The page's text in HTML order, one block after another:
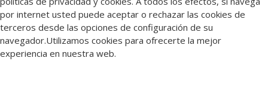
por internet usted puede aceptar o rechazar las cookies de
terceros desde las opciones de configuración de su
navegador.Utilizamos cookies para ofrecerte la mejor
experiencia en nuestra web.